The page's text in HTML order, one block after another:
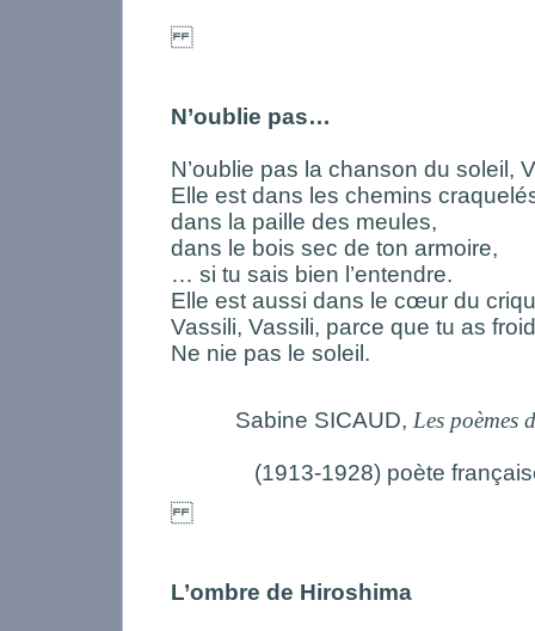
N’oublie pas…
N’oublie pas la chanson du soleil,
Elle est dans les chemins
dans la paille des meules,
dans le bois sec de ton armoire,
… si tu sais bien l’entendre.
Elle est aussi dans le cœur du
Vassili, Vassili, parce que tu as
Ne nie pas le soleil.
Sabine SICAUD, Les poèmes
(1913-1928) poète
L’ombre de Hiroshima